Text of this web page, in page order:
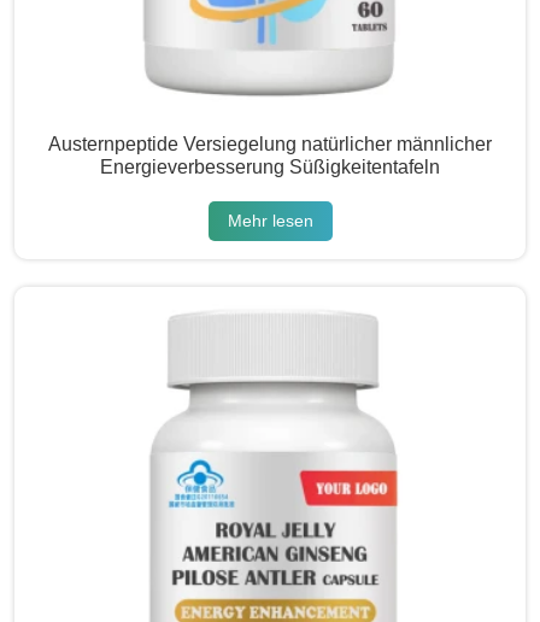
Austernpeptide Versiegelung natürlicher männlicher
Energieverbesserung Süßigkeitentafeln
Mehr lesen